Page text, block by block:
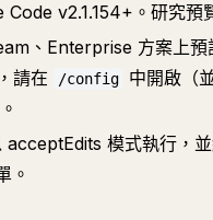
Code v2.1.154+。研究預
、Enterprise 方案上預
請在
/config
中開啟（
模式執行，
。